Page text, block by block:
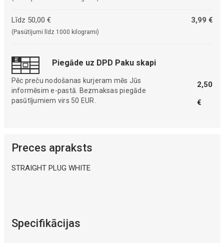
Līdz 50,00 €
(Pasūtījumi līdz 1000 kilogrami)
3,99 €
Piegāde uz DPD Paku skapi
Pēc preču nodošanas kurjeram mēs Jūs
informēsim e-pastā. Bezmaksas piegāde
pasūtījumiem virs 50 EUR.
2,50
€
Preces apraksts
STRAIGHT PLUG WHITE
Specifikācijas